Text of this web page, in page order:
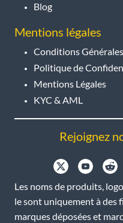
Blog
Mentions légales
Conditions Générales
Politique de
Mentions Légales
KYC & AML
Rejoignez
Les noms de produits,
le sont uniquement à des
marques déposées et